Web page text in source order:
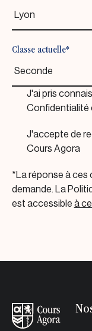
Classe actuelle*
J'ai pris
Confidentialité
J'accepte de
Cours Agora
*La réponse à ces
demande. La
est accessible à